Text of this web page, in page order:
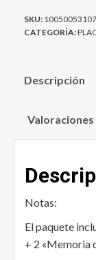
SKU:
CATEGORÍA:
Descripción
Valoraciones
Notas:
El paquete
+ 2 «Memoria